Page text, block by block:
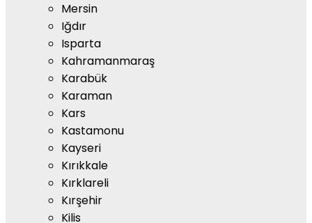
Mersin
Iğdır
Isparta
Kahramanmaraş
Karabük
Karaman
Kars
Kastamonu
Kayseri
Kırıkkale
Kırklareli
Kırşehir
Kilis